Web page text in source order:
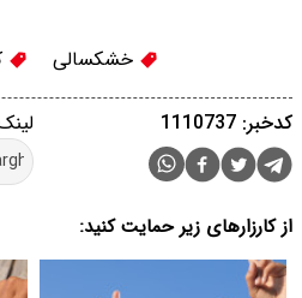
خشکسالی
کدخبر: 1110737
از کارزارهای زیر حمایت کنید: